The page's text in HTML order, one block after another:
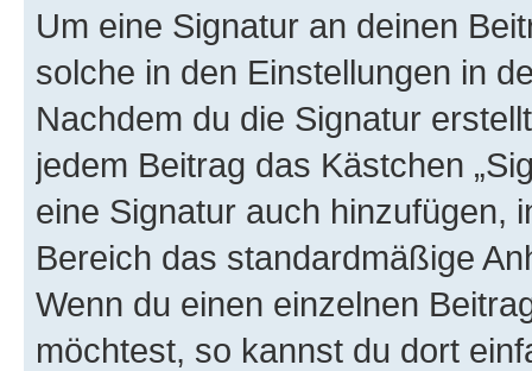
Um eine Signatur an deinen
solche in den Einstellungen in
Nachdem du die Signatur
jedem Beitrag das Kästchen
eine Signatur auch hinzufügen,
Bereich das standardmäßige
Wenn du einen einzelnen
möchtest, so kannst du dort